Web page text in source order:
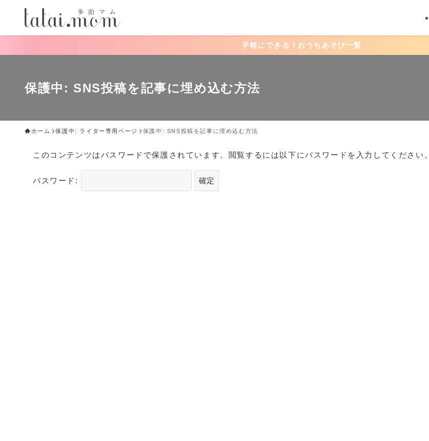
手軽にできる！おうちあそび一覧
保護中: SNS投稿を記事に埋め込む方法
ホーム 保護中: ライター専用ページ 保護中: SNS投稿を記事に埋め込む方法
このコンテンツはパスワードで保護されています。閲覧するには以下にパスワードを入力してください。
パスワード: